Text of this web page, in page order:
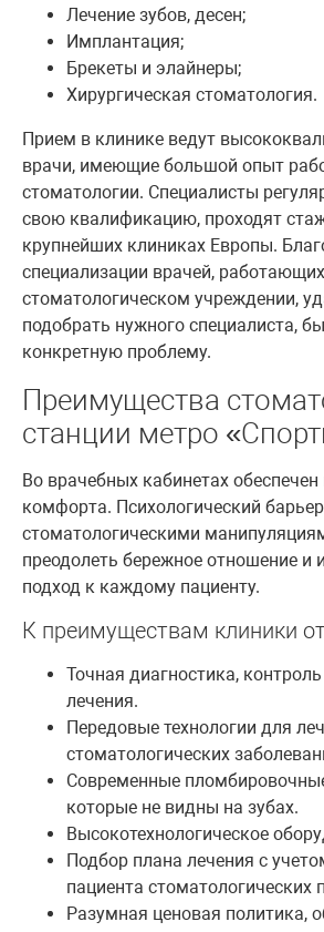
Лечение зубов, десен;
Имплантация;
Брекеты и элайнеры;
Хирургическая стоматология.
Прием в клинике ведут
врачи, имеющие большой опыт
стоматологии. Специалисты
свою квалификацию, проходят
крупнейших клиниках Европы.
специализации врачей,
стоматологическом учреждении,
подобрать нужного специалиста,
конкретную проблему.
Преимущества
станции метро
Во врачебных кабинетах
комфорта. Психологический
стоматологическими
преодолеть бережное отношение и
подход к каждому пациенту.
К преимуществам клиники
Точная диагностика,
лечения.
Передовые технологии для
стоматологических
Современные
которые не видны на зубах.
Высокотехнологическое
Подбор плана лечения с
пациента стоматологических
Разумная ценовая политика,